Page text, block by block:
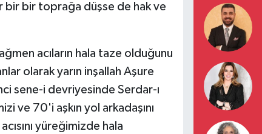
bir bir toprağa düşse de hak ve
acıların hala taze olduğunu
olarak yarın inşallah Aşure
sene-i devriyesinde Serdar-ı
ve 70'i aşkın yol arkadaşını
yüreğimizde hala